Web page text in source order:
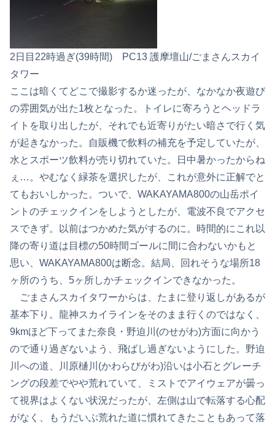
2日目22時過ぎ(39時間) PC13 護摩壇山/ごまさんスカイ
タワー
ここは暗くてどこで撮影するか迷ったが、なかなか夜遊び
の雰囲気が出た1枚となった。トイレに寄ろうとヘッドラ
イトを取り出したが、それでも近寄りがたい暗さで行く気
が起きなかった。自販機で飲料の補充を予定していたが、
水とスポーツ飲料が売り切れていた。日中暑かったからね
ぇ…。やむなく緑茶を選択したが、これが意外に正解でと
てもおいしかった。ついで、WAKAYAMA800の山岳ポイ
ントのチェックインをしようとしたが、電波不良でアクセ
スできず。以前はつかめた気がするのに。時間的にこれ以
降の寄り道は目標の50時間ゴールに間に合わないかもと
思い、WAKAYAMA800は断念。結局、回れそうな場所18
ヶ所のうち、5ヶ所しかチェックインできなかった。
ごまさんスカイタワーからは、たまに登り返しがあるが
基本下り。龍神スカイラインをそのまま行くのではなく、
9kmほど下ってまた奈良・野迫川(のせがわ)方面に向かう
ので通り過ぎないよう、飛ばし過ぎないようにした。野迫
川への道、川原樋川(かわらびがわ)沿いは小石とグレーチ
ングの段差でやや荒れていて、ミストでアイウェアが曇っ
て視界はよくない状況だったが、左側は山で転落する心配
がなく、もうだいぶ荒れた道に慣れてきたこともあって落